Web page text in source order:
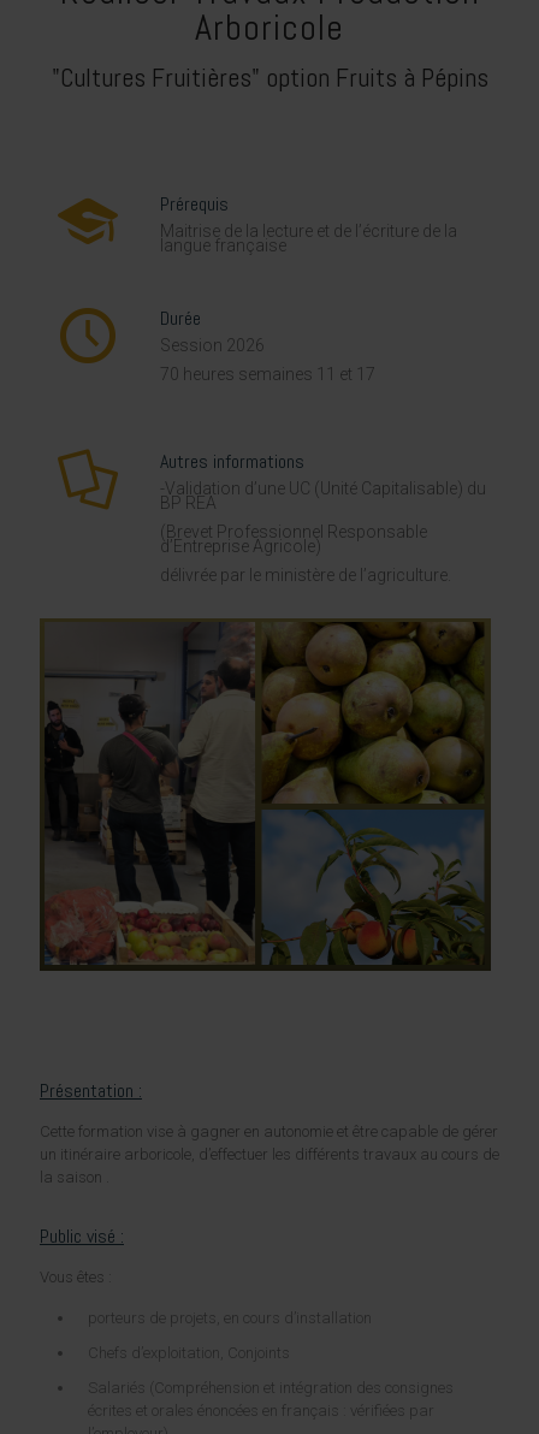
Arboricole
"Cultures Fruitières" option Fruits à Pépins
Prérequis
Maitrise de la lecture et de l’écriture de la
langue française
Durée
Session 2026
70 heures semaines 11 et 17
Autres informations
-Validation d’une UC (Unité Capitalisable) du
BP REA
(Brevet Professionnel Responsable
d’Entreprise Agricole)
délivrée par le ministère de l’agriculture.
Présentation :
Cette formation vise à gagner en autonomie et être capable de gérer
un itinéraire arboricole, d’effectuer les différents travaux au cours de
la saison .
Public visé :
Vous êtes :
porteurs de projets, en cours d’installation
Chefs d’exploitation, Conjoints
Salariés (Compréhension et intégration des consignes
écrites et orales énoncées en français : vérifiées par